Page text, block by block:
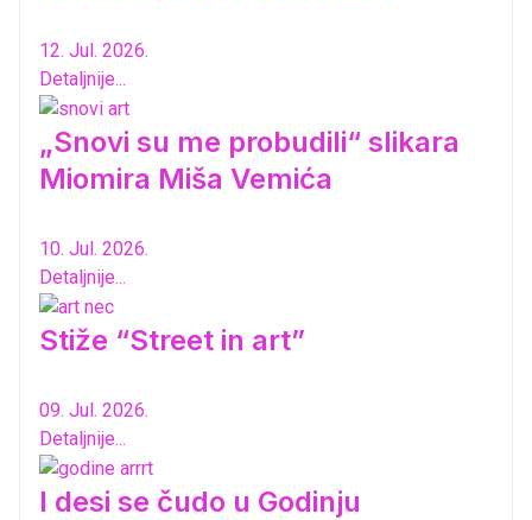
12. Jul. 2026.
Detaljnije...
„Snovi su me probudili“ slikara
Miomira Miša Vemića
10. Jul. 2026.
Detaljnije...
Stiže “Street in art”
09. Jul. 2026.
Detaljnije...
I desi se čudo u Godinju